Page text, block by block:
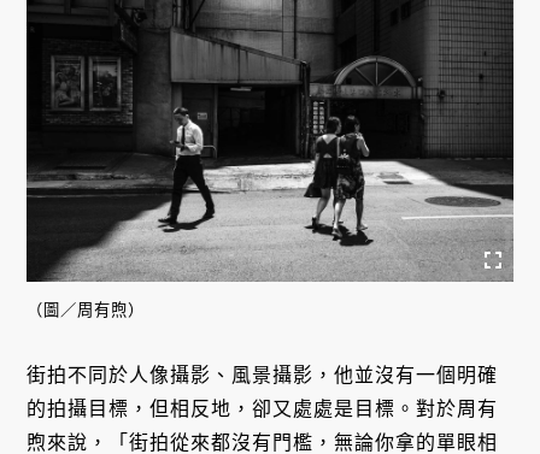
（圖／周有煦）
街拍不同於人像攝影、風景攝影，他並沒有一個明確
的拍攝目標，但相反地，卻又處處是目標。對於周有
煦來說，「街拍從來都沒有門檻，無論你拿的單眼相